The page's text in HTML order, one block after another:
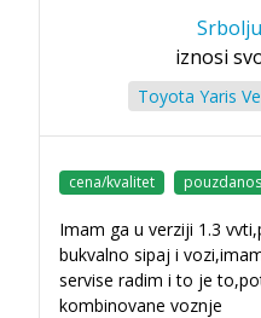
iznosi
Toyota Yaris
cena/kvalitet
Imam ga u verziji 1.3
bukvalno sipaj i
servise radim i to je
kombinovane voznje